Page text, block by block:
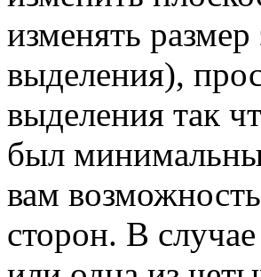
изменять
выделения),
выделения так
был
вам
сторон. В